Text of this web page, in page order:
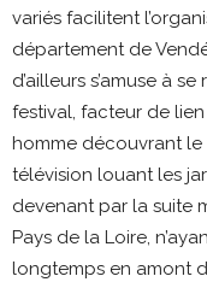
variés facilitent
département de
d’ailleurs s’amuse à
festival, facteur de
homme découvrant le
télévision louant les
devenant par la suite
Pays de la Loire,
longtemps en amont